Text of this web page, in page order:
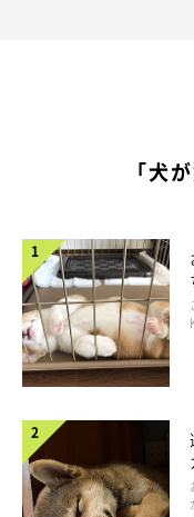
前〜
後ろ〜
プルプルプル…
「犬